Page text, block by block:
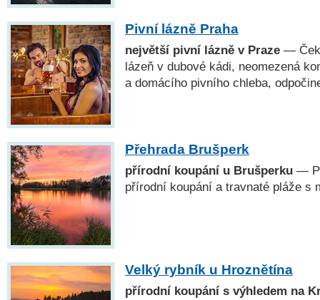
Pivní lázně Praha
největší pivní lázně v Praze —
lázeň v dubové kádi, neomezená
a domácího pivního chleba,
Přehrada Brušperk
přírodní koupání u Brušperku —
přírodní koupání a travnaté pláže s
Velký rybník u Hroznětína
přírodní koupání s výhledem na